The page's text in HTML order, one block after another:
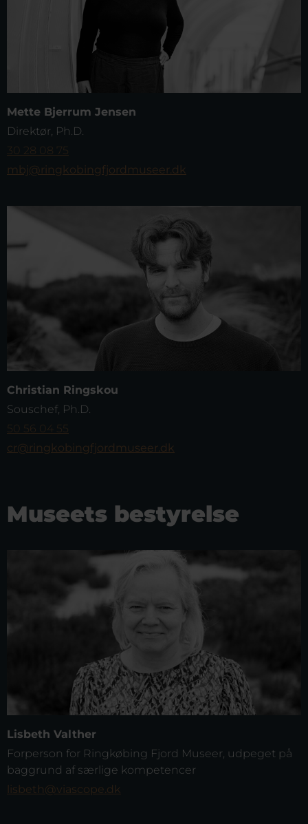
Mette Bjerrum Jensen
Direktør, Ph.D.
30 28 08 75
mbj@ringkobingfjordmuseer.dk
Christian Ringskou
Souschef, Ph.D.
50 56 04 55
cr@ringkobingfjordmuseer.dk
Museets bestyrelse
Lisbeth Valther
Forperson for Ringkøbing Fjord Museer, udpeget på
baggrund af særlige kompetencer
lisbeth@viascope.dk